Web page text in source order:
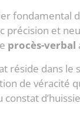
fondamental
précision et
procès-verbal
réside dans le
de véracité